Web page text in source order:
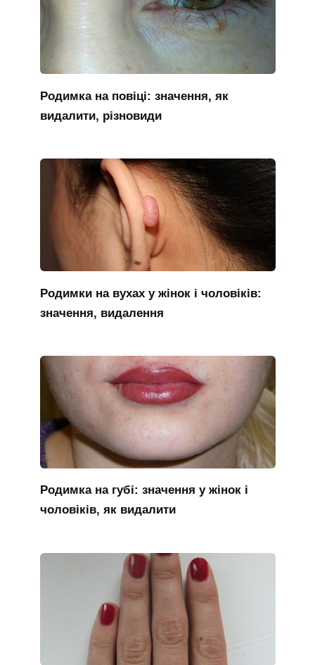
Родимка на повіці: значення, як
видалити, різновиди
Родимки на вухах у жінок і чоловіків:
значення, видалення
Родимка на губі: значення у жінок і
чоловіків, як видалити